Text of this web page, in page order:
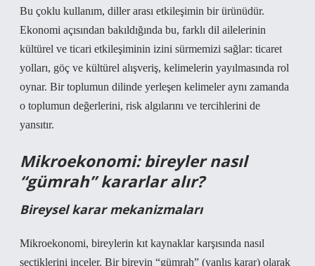
Bu çoklu kullanım, diller arası etkileşimin bir ürünüdür.
Ekonomi açısından bakıldığında bu, farklı dil ailelerinin
kültürel ve ticari etkileşiminin izini sürmemizi sağlar: ticaret
yolları, göç ve kültürel alışveriş, kelimelerin yayılmasında rol
oynar. Bir toplumun dilinde yerleşen kelimeler aynı zamanda
o toplumun değerlerini, risk algılarını ve tercihlerini de
yansıtır.
Mikroekonomi: bireyler nasıl
“gümrah” kararlar alır?
Bireysel karar mekanizmaları
Mikroekonomi, bireylerin kıt kaynaklar karşısında nasıl
seçtiklerini inceler. Bir bireyin “gümrah” (yanlış karar) olarak